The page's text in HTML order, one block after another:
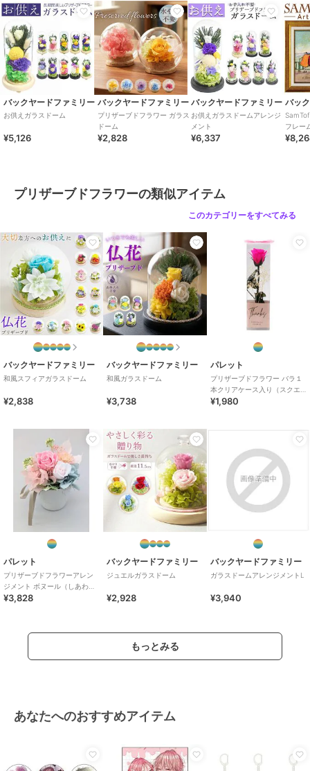
お取り扱いの際は、商品やパッケージなどに記載されている品質表
示、アテンションタグ、ご使用上の注意事項などを必ずご確認下さ
い。本来の目的以外にはご使用にならないで下さい。カメラやモニタ
ーの性質により、画像と実物の色の違いがある場合がございますので
ご理解願います。
【ご利用シーン】
プレゼント 贈り物 ギフト お返し 引っ越し祝い 新生活 お祝い 内祝い
お供え ガラスドーム 供養 仏花 通販 フラワーアレンジメント プリザ
ーブドフラワー プリザードフラワー 供え花 献花 飾り 手のひらサイ
ズ ドーム ドームタイプ 仏壇用 お盆 花 フラワー 枯れない 長持ち 四
ブランド バックヤードファミリー
商品カテゴリ ギフト用品
プリザーブドフラ
ワー
カラー
文月、春サクラ、夏ハス、秋リン
ドウ、冬ツバキ、睦月、如月、弥
生、卯月、皐月、水無月、葉月、
長月、神無月、霜月、師走
サイズ ガラスドーム
バックヤードファミリー
お供えガラスドーム
¥5,126
バックヤードファミリー
プリザーブドフラワー ガラス
ドーム
¥2,828
バックヤードファミリー
お供えガラスドームアレンジ
メント
¥6,337
バッ
フレー
プリザーブドフラワーの類似アイテム
このカテゴリーをすべてみる
バックヤードファミリー
和風スフィアガラスドーム
¥2,838
バックヤードファミリー
和風ガラスドーム
¥3,738
パレット
プリザーブドフラワー バラ１
本クリアケース入り（スクエ
ア）ブライトピンク
¥1,980
パレット
プリザーブドフラワーアレン
ジメント ボヌール（しあわ
せ） ピンク
¥3,828
バックヤードファミリー
ジュエルガラスドーム
¥2,928
バックヤードファミリー
ガラスドームアレンジメントL
¥3,940
もっとみる
あなたへのおすすめアイテム